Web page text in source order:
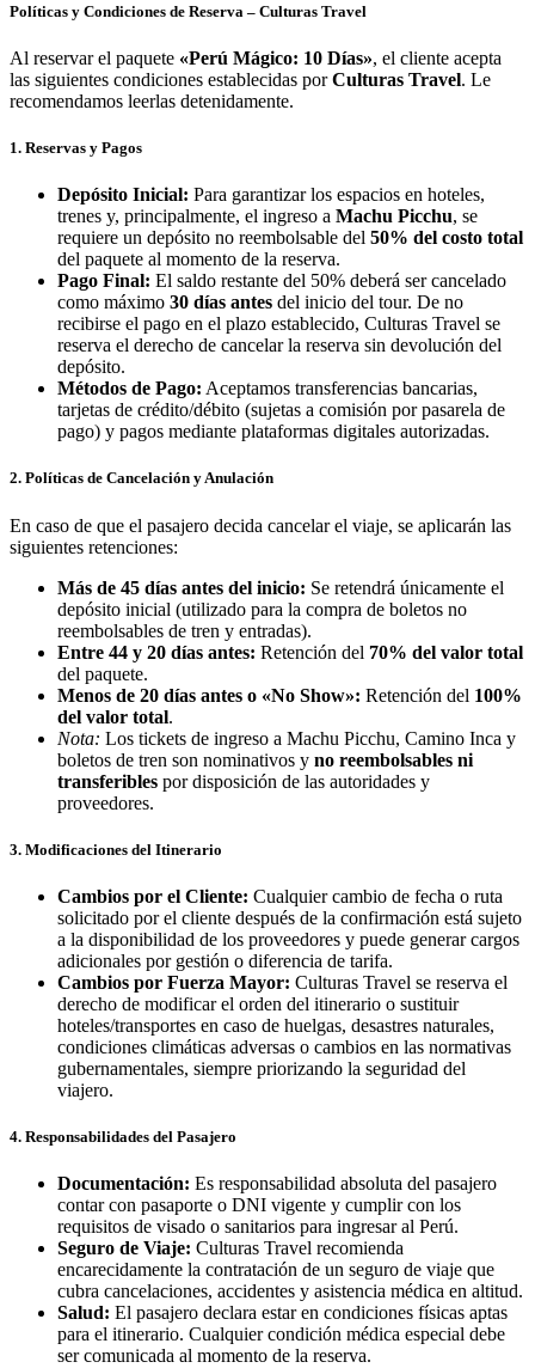
Políticas y Condiciones de Reserva – Culturas Travel
Al reservar el paquete «Perú Mágico: 10 Días», el cliente acepta
las siguientes condiciones establecidas porCulturas Travel. Le
recomendamos leerlas detenidamente.
1. Reservas y Pagos
Depósito Inicial: Para garantizar los espacios en hoteles,
trenes y, principalmente, el ingreso a Machu Picchu, se
requiere un depósito no reembolsable del 50% del costo total
del paquete al momento de la reserva.
Pago Final: El saldo restante del 50% deberá ser cancelado
como máximo 30 días antes del inicio del tour. De no
recibirse el pago en el plazo establecido, Culturas Travel se
reserva el derecho de cancelar la reserva sin devolución del
depósito.
Métodos de Pago: Aceptamos transferencias bancarias,
tarjetas de crédito/débito (sujetas a comisión por pasarela de
pago) y pagos mediante plataformas digitales autorizadas.
2. Políticas de Cancelación y Anulación
En caso de que el pasajero decida cancelar el viaje, se aplicarán las
siguientes retenciones:
Más de 45 días antes del inicio: Se retendrá únicamente el
depósito inicial (utilizado para la compra de boletos no
reembolsables de tren y entradas).
Entre 44 y 20 días antes: Retención del 70% del valor total
del paquete.
Menos de 20 días antes o «No Show»: Retención del 100%
del valor total.
Nota: Los tickets de ingreso a Machu Picchu, Camino Inca y
boletos de tren son nominativos y no reembolsables ni
transferibles por disposición de las autoridades y
proveedores.
3. Modificaciones del Itinerario
Cambios por el Cliente: Cualquier cambio de fecha o ruta
solicitado por el cliente después de la confirmación está sujeto
a la disponibilidad de los proveedores y puede generar cargos
adicionales por gestión o diferencia de tarifa.
Cambios por Fuerza Mayor: Culturas Travel se reserva el
derecho de modificar el orden del itinerario o sustituir
hoteles/transportes en caso de huelgas, desastres naturales,
condiciones climáticas adversas o cambios en las normativas
gubernamentales, siempre priorizando la seguridad del
viajero.
4. Responsabilidades del Pasajero
Documentación: Es responsabilidad absoluta del pasajero
contar con pasaporte o DNI vigente y cumplir con los
requisitos de visado o sanitarios para ingresar al Perú.
Seguro de Viaje: Culturas Travel recomienda
encarecidamente la contratación de un seguro de viaje que
cubra cancelaciones, accidentes y asistencia médica en altitud.
Salud: El pasajero declara estar en condiciones físicas aptas
para el itinerario. Cualquier condición médica especial debe
ser comunicada al momento de la reserva.